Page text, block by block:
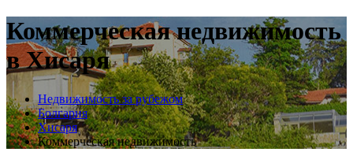
Коммерческая недвижимость
в Хисаря
Недвижимость за рубежом
Болгария
Хисаря
Коммерческая недвижимость